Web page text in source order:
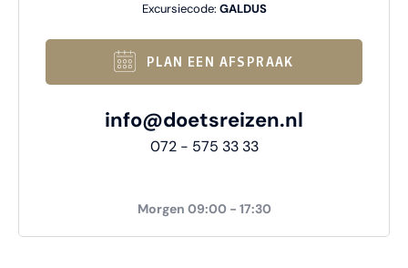
Excursiecode: GALDUS
PLAN EEN AFSPRAAK
info@doetsreizen.nl
072 - 575 33 33
Morgen 09:00 - 17:30